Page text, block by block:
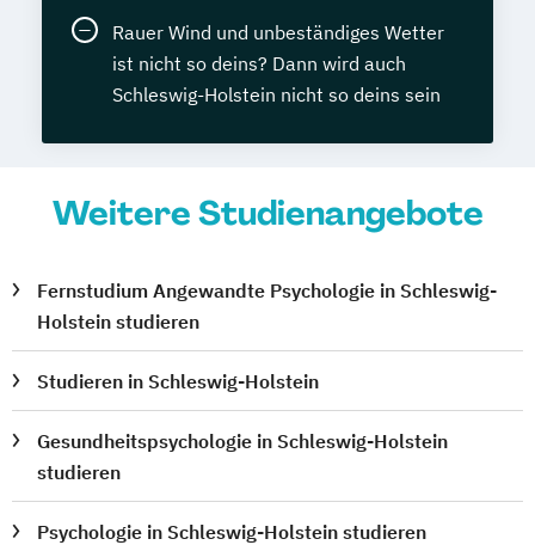
Rauer Wind und unbeständiges Wetter
ist nicht so deins? Dann wird auch
Schleswig-Holstein nicht so deins sein
Weitere Studienangebote
Fernstudium Angewandte Psychologie in Schleswig-
Holstein studieren
Studieren in Schleswig-Holstein
Gesundheitspsychologie in Schleswig-Holstein
studieren
Psychologie in Schleswig-Holstein studieren